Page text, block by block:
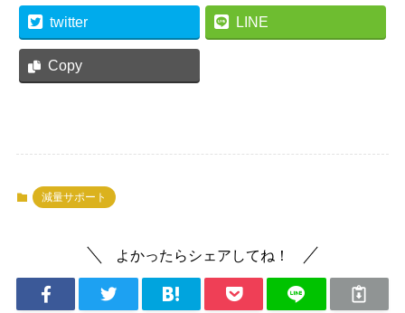
twitter LINE
Copy
減量サポート
よかったらシェアしてね！